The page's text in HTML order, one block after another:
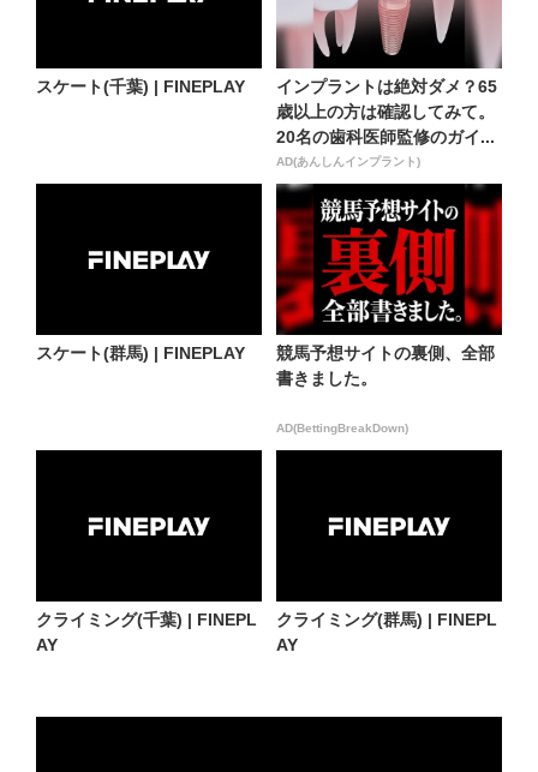
スケート(千葉) | FINEPLAY
インプラントは絶対ダメ？65
歳以上の方は確認してみて。
20名の歯科医師監修のガイ...
AD(あんしんインプラント)
スケート(群馬) | FINEPLAY
競馬予想サイトの裏側、全部
書きました。
AD(BettingBreakDown)
クライミング(千葉) | FINEPL
AY
クライミング(群馬) | FINEPL
AY